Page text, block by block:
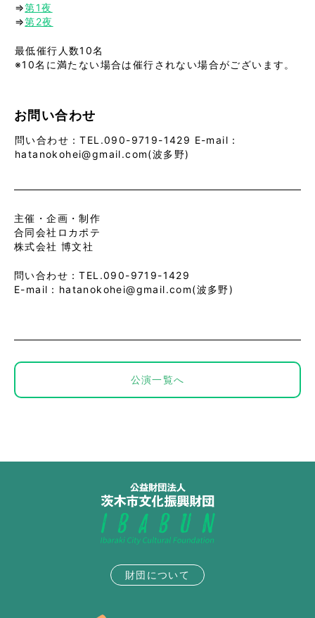
⇒第1夜
⇒第2夜
最低催行人数10名
※10名に満たない場合は催行されない場合がございます。
お問い合わせ
問い合わせ：TEL.090-9719-1429 E-mail：
hatanokohei@gmail.com(波多野)
主催・企画・制作
合同会社ロカポテ
株式会社 博文社
問い合わせ：TEL.090-9719-1429
E-mail：hatanokohei@gmail.com(波多野)
公演一覧へ
財団について